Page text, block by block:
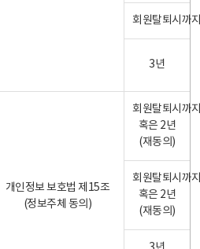
회원탈퇴시까
3년
개인정보 보호법 제15조
(정보주체 동의)
회원탈퇴시까
혹은 2년
(재동의)
회원탈퇴시까
혹은 2년
(재동의)